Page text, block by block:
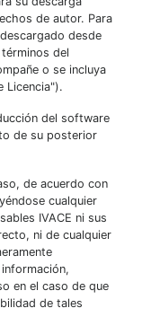
de autor. Para
desde
del
o se incluya
Licencia").
del software
de su posterior
de acuerdo con
cualquier
IVACE ni sus
ni de cualquier
en el caso de que
de tales